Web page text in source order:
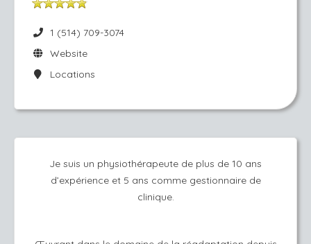
1 (514) 709-3074
Website
Locations
Je suis un physiothérapeute de plus de 10 ans
d’expérience et 5 ans comme gestionnaire de
clinique.